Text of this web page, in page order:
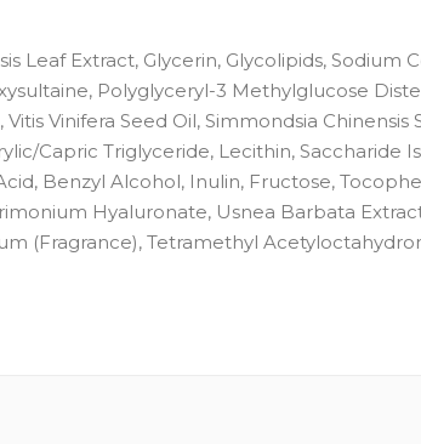
Leaf Extract, Glycerin, Glycolipids,
Polyglyceryl-3 Methylglucose
Vinifera Seed Oil, Simmondsia
Capric Triglyceride, Lecithin,
Benzyl Alcohol, Inulin, Fructose,
Hyaluronate, Usnea Barbata
(Fragrance), Tetramethyl